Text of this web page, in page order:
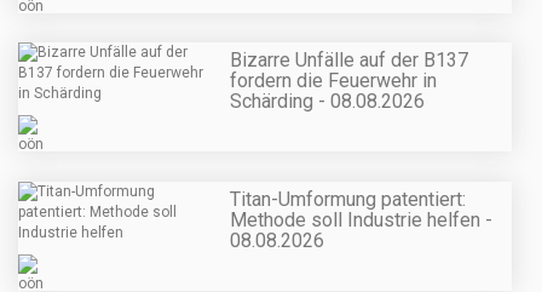
Bizarre Unfälle auf der B137
fordern die Feuerwehr in
Schärding - 08.08.2026
Titan-Umformung patentiert:
Methode soll Industrie helfen -
08.08.2026